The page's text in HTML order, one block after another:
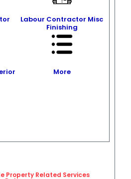
Labour Contractor Misc
Finishing
More
Property Related Services